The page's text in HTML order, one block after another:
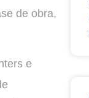
de obra,
e